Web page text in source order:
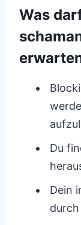
Was
Du
Dein